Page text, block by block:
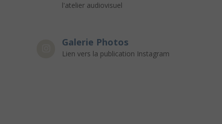
l'atelier audiovisuel
Galerie Photos
Lien vers la publication Instagram